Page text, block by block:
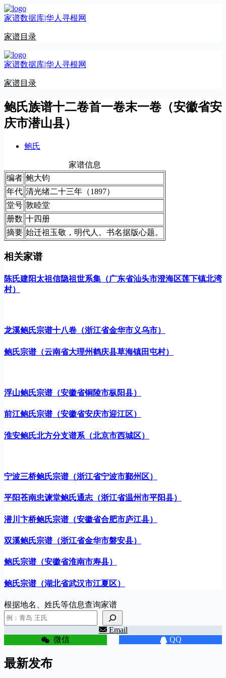
跳
至
容
家谱数据库|华人寻根网
家谱目录
家谱数据库|华人寻根网
家谱目录
鲍氏族谱十二卷首一卷末一卷（安徽省安
庆市潜山县）
鲍氏
家谱信息
编者 鲍大钧
年代 清光绪二十三年（1897）
堂号 敦睦堂
册数 十四册
摘要 始迁祖玉敬，明代人。书名据版心题。
相关家谱
陈氏建阳太祖信隐祖世系集（广东省汕头市澄海区莲下镇北湾
村）
龙溪鲍氏宗谱十八卷（浙江省金华市义乌市）
鲍氏宗谱（云南省大理州鹤庆县草海镇田屯村）
浮山鲍氏宗谱（安徽省铜陵市枞阳县）
前江鲍氏宗谱（安徽省安庆市迎江区）
淮安鲍氏北方分支谱系（北京市西城区）
宁波三桥鲍氏宗谱（浙江省宁波市鄞州区）
平阳苍南忠谏堂鲍氏通志（浙江省温州市平阳县）
潜川卞桥鲍氏宗谱（安徽省合肥市庐江县）
双溪鲍氏宗谱（浙江省金华市磐安县）
鲍氏宗谱（安徽省淮南市寿县）
鲍氏宗谱（湖北省武汉市江夏区）
根据地名、姓氏等信息查询家谱
Email
微信 QQ
最新发布